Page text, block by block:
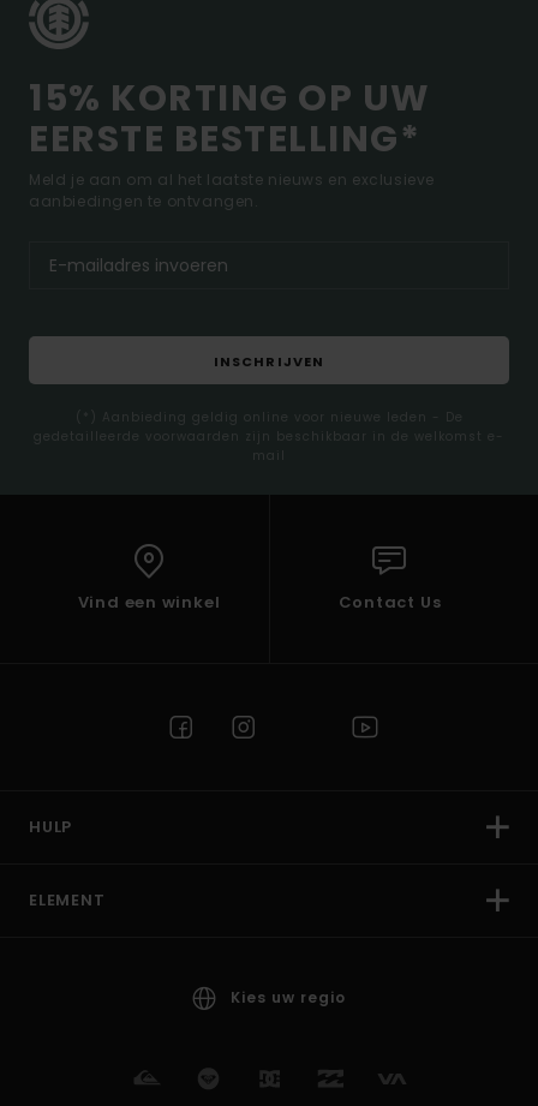
15% KORTING OP UW
EERSTE BESTELLING*
Meld je aan om al het laatste nieuws en exclusieve
aanbiedingen te ontvangen.
INSCHRIJVEN
(*) Aanbieding geldig online voor nieuwe leden - De
gedetailleerde voorwaarden zijn beschikbaar in de welkomst e-
mail
Vind een winkel Contact Us
HULP
ELEMENT
Kies uw regio